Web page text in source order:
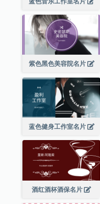
紫色黑色美容院名片
蓝色健身工作室名片
酒红酒杯酒保名片